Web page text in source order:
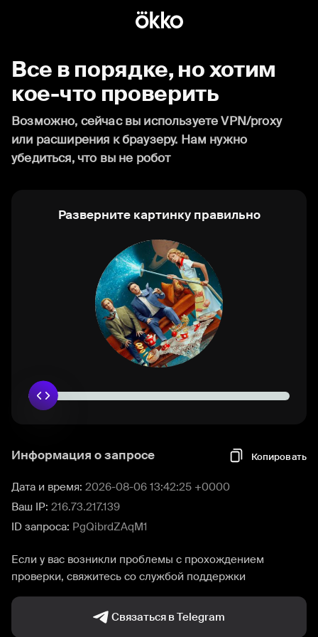
Все в порядке, но хотим
кое-что проверить
Возможно, сейчас вы используете VPN/proxy
или расширения к браузеру. Нам нужно
убедиться, что вы не робот
Разверните картинку правильно
Информация о запросе Копировать
Дата и время: 2026-08-06 13:42:25 +0000
Ваш IP: 216.73.217.139
ID запроса: PgQibrdZAqM1
Если у вас возникли проблемы с прохождением
проверки, свяжитесь со службой поддержки
Связаться в Telegram